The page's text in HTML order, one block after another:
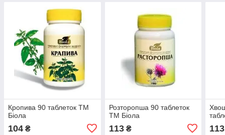
Кропива 90 таблеток ТМ
Біола
104 ₴
Розторопша 90 таблеток
ТМ Біола
113₴ 113